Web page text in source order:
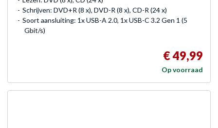
Schrijven: DVD+R (8 x), DVD-R (8 x), CD-R (24 x)
Soort aansluiting: 1x USB-A 2.0, 1x USB-C 3.2 Gen 1 (5
Gbit/s)
€ 49,99
Op voorraad